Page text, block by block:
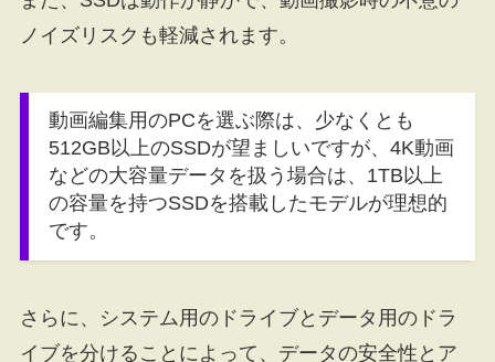
ノイズリスクも軽減されます。
動画編集用のPCを選ぶ際は、少なくとも
512GB以上のSSDが望ましいですが、4K動画
などの大容量データを扱う場合は、1TB以上
の容量を持つSSDを搭載したモデルが理想的
です。
さらに、システム用のドライブとデータ用のドラ
イブを分けることによって、データの安全性とア